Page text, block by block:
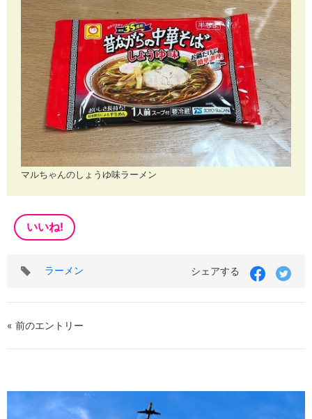
マルちゃんのしょうゆ味ラーメン
いいね!
タ
ラーメン シェアする
« 前のエントリー